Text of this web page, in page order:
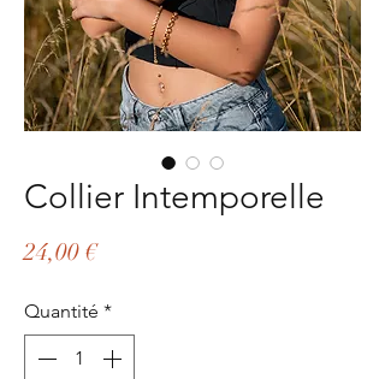
Collier Intemporelle
24,00 €Prix
Quantité *